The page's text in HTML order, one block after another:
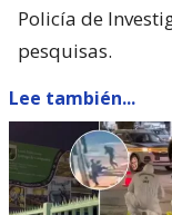
Policía de
pesquisas.
Lee también...